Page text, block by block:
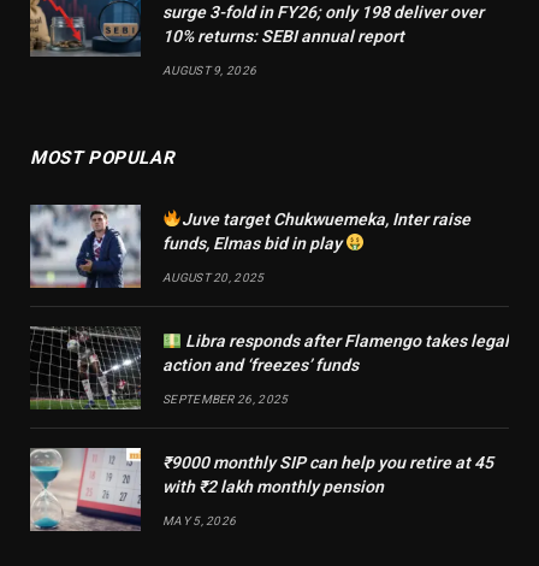
surge 3-fold in FY26; only 198 deliver over
10% returns: SEBI annual report
AUGUST 9, 2026
MOST POPULAR
Juve target Chukwuemeka, Inter raise
funds, Elmas bid in play
AUGUST 20, 2025
Libra responds after Flamengo takes legal
action and ‘freezes’ funds
SEPTEMBER 26, 2025
₹9000 monthly SIP can help you retire at 45
with ₹2 lakh monthly pension
MAY 5, 2026